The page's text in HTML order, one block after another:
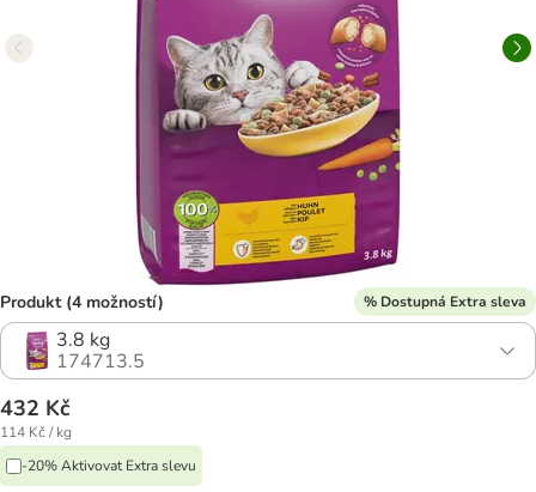
Produkt (4 možností) % Dostupná Extra sleva
3.8 kg
174713.5
432 Kč
114 Kč / kg
-20% Aktivovat Extra slevu